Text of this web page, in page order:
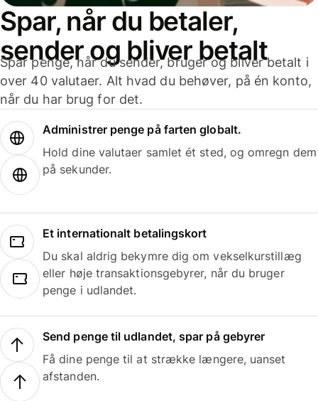
Spar, når du betaler,
sender og bliver betalt
Spar penge, når du sender, bruger og bliver betalt i
over 40 valutaer. Alt hvad du behøver, på én konto,
når du har brug for det.
Administrer penge på farten globalt.
Hold dine valutaer samlet ét sted, og omregn dem
på sekunder.
Et internationalt betalingskort
Du skal aldrig bekymre dig om vekselkurstillæg
eller høje transaktionsgebyrer, når du bruger
penge i udlandet.
Send penge til udlandet, spar på gebyrer
Få dine penge til at strække længere, uanset
afstanden.